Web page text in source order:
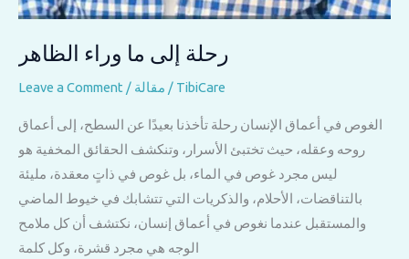
رحلة إلى ما وراء الظاهر
Leave a Comment / مقالة / TibiCare
الغوص في أعماق الإنسان رحلة تأخذنا بعيدًا عن السطح، إلى أعماق
روحه وعقله، حيث تختبئ الأسرار، وتنكشف الحقائق المخفية هو
ليس مجرد غوص في الماء، بل غوص في ذاتٍ معقدة، مليئة
بالتناقضات، الأحلام، والذكريات التي تتشابك في خيوط الماضي
والمستقبل عندما نغوص في أعماق إنسان، نكتشف أن كل ملامح
الوجه هي مجرد قشرة، وكل كلمة